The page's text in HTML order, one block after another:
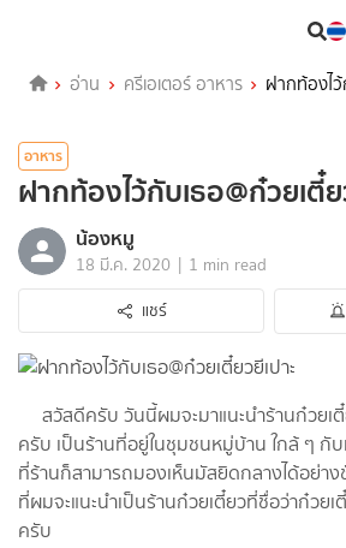
อ่าน ครีเอเตอร์ อาหาร ฝากท้องไว้
อาหาร
ฝากท้องไว้กับเธอ@ก๋วยเตี๋ย
น้องหมู
18 มี.ค. 2020 | 1 min read
แชร์
สวัสดีครับ วันนี้ผมจะมาแนะนำร้านก๋วยเ
ครับ เป็นร้านที่อยู่ในชุมชนหมู่บ้าน ใกล้ ๆ กั
ที่ร้านก็สามารถมองเห็นมัสยิดกลางได้อย่าง
ที่ผมจะแนะนำเป็นร้านก๋วยเตี๋ยวที่ชื่อว่าก๋วยเ
ครับ